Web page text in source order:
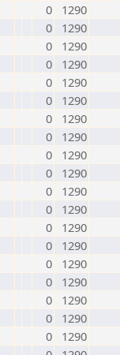
0
1290
0
1290
0
1290
0
1290
0
1290
0
1290
0
1290
0
1290
0
1290
0
1290
0
1290
0
1290
0
1290
0
1290
0
1290
0
1290
0
1290
0
1290
0
1290